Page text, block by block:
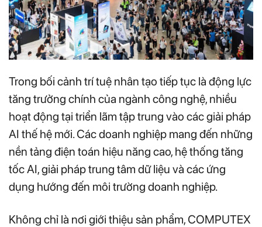
Trong bối cảnh trí tuệ nhân tạo tiếp tục là động lực
tăng trưởng chính của ngành công nghệ, nhiều
hoạt động tại triển lãm tập trung vào các giải pháp
AI thế hệ mới. Các doanh nghiệp mang đến những
nền tảng điện toán hiệu năng cao, hệ thống tăng
tốc AI, giải pháp trung tâm dữ liệu và các ứng
dụng hướng đến môi trường doanh nghiệp.
Không chỉ là nơi giới thiệu sản phẩm, COMPUTEX